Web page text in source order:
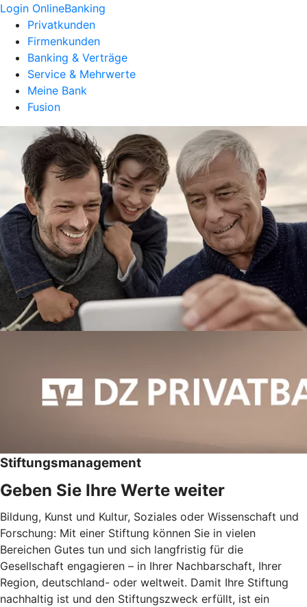
Login OnlineBanking
Privatkunden
Firmenkunden
Banking & Verträge
Service & Mehrwerte
Meine Bank
Fusion
Stiftungsmanagement
Geben Sie Ihre Werte weiter
Bildung, Kunst und Kultur, Soziales oder Wissenschaft und
Forschung: Mit einer Stiftung können Sie in vielen
Bereichen Gutes tun und sich langfristig für die
Gesellschaft engagieren – in Ihrer Nachbarschaft, Ihrer
Region, deutschland- oder weltweit. Damit Ihre Stiftung
nachhaltig ist und den Stiftungszweck erfüllt, ist ein